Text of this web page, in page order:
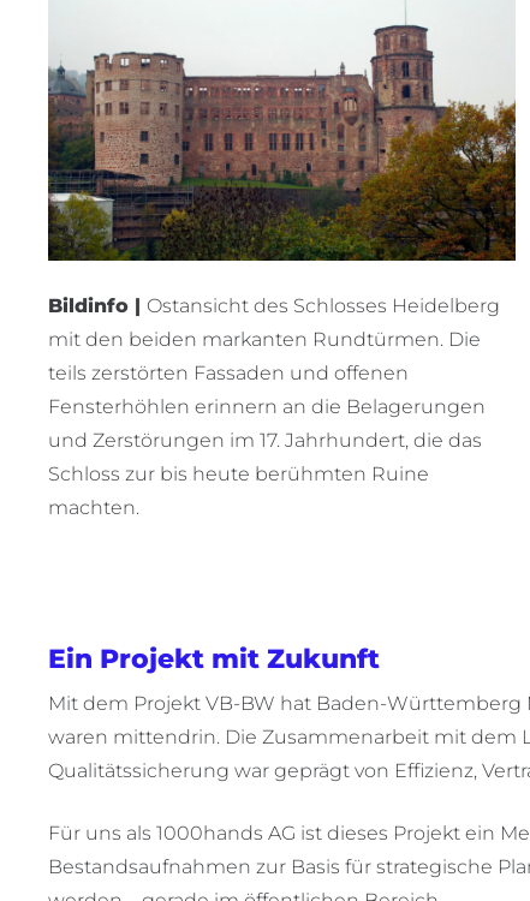
Bildinfo | Ostansicht des Schlosses Heidelberg
mit den beiden markanten Rundtürmen. Die
teils zerstörten Fassaden und offenen
Fensterhöhlen erinnern an die Belagerungen
und Zerstörungen im 17. Jahrhundert, die das
Schloss zur bis heute berühmten Ruine
machten.
Ein Projekt mit Zukunft
Mit dem Projekt VB-BW hat Baden-
waren mittendrin. Die Zusammenarbeit mit dem
Qualitätssicherung war geprägt von Effizienz,
Für uns als 1000hands AG ist dieses Projekt ein
Bestandsaufnahmen zur Basis für strategische